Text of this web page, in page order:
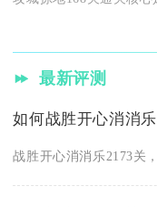
最新评测
如何战胜开心消消